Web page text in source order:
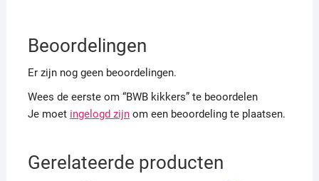
Beoordelingen
Er zijn nog geen beoordelingen.
Wees de eerste om “BWB kikkers” te beoordelen
Je moet ingelogd zijnom een beoordeling te plaatsen.
Gerelateerde producten